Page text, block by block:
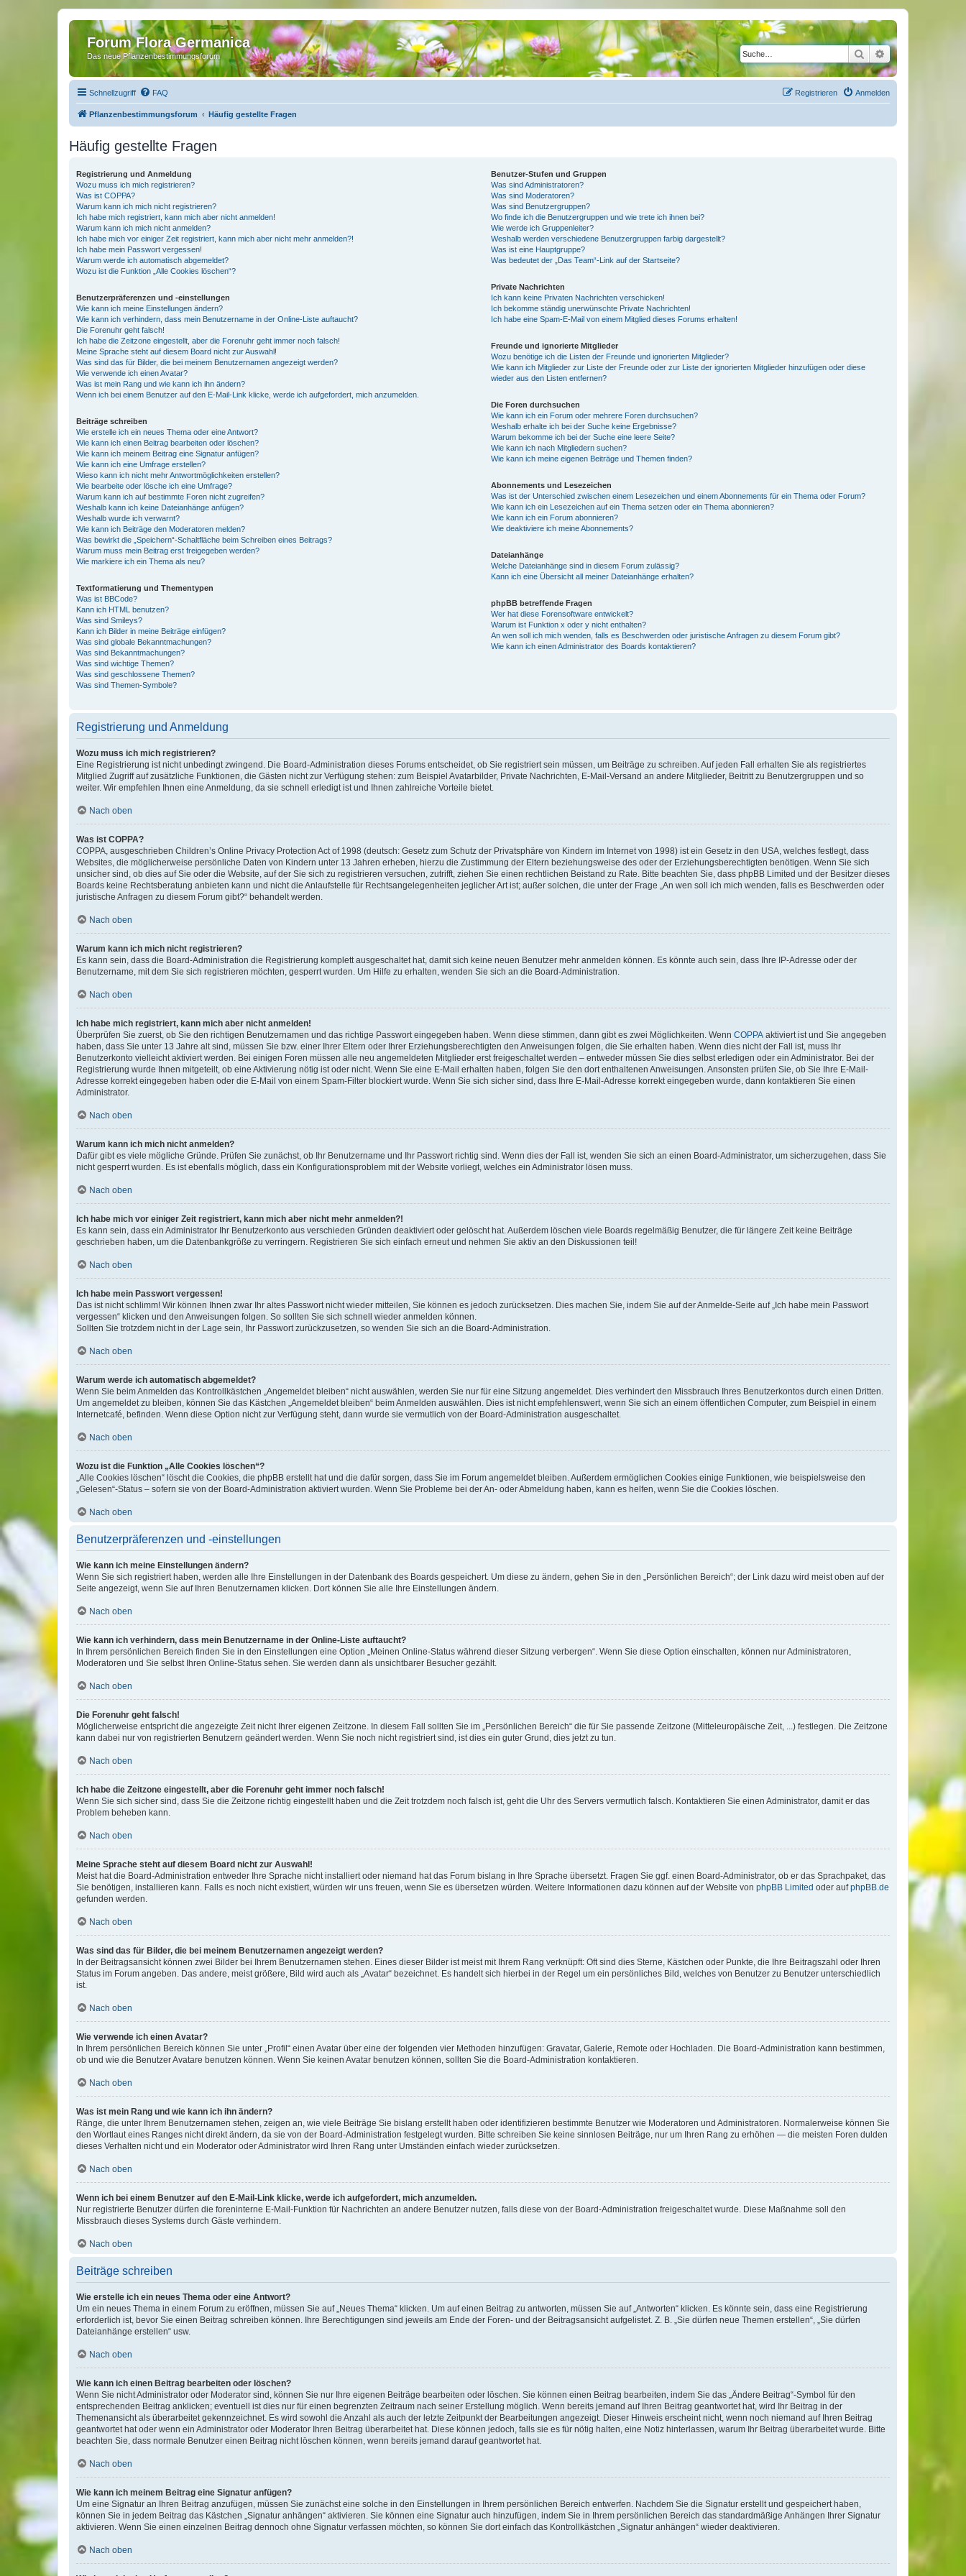
Forum Flora Germanica
Das neue Pflanzenbestimmungsforum SucheErweiterte Suche
Schnellzugriff FAQ Anmelden
Registrieren
Pflanzenbestimmungsforum Häufig gestellte Fragen
Häufig gestellte Fragen
Registrierung und Anmeldung
Wozu muss ich mich registrieren?
Was ist COPPA?
Warum kann ich mich nicht registrieren?
Ich habe mich registriert, kann mich aber nicht anmelden!
Warum kann ich mich nicht anmelden?
Ich habe mich vor einiger Zeit registriert, kann mich aber nicht mehr anmelden?!
Ich habe mein Passwort vergessen!
Warum werde ich automatisch abgemeldet?
Wozu ist die Funktion „Alle Cookies löschen“?
Benutzerpräferenzen und -einstellungen
Wie kann ich meine Einstellungen ändern?
Wie kann ich verhindern, dass mein Benutzername in der Online-Liste auftaucht?
Die Forenuhr geht falsch!
Ich habe die Zeitzone eingestellt, aber die Forenuhr geht immer noch falsch!
Meine Sprache steht auf diesem Board nicht zur Auswahl!
Was sind das für Bilder, die bei meinem Benutzernamen angezeigt werden?
Wie verwende ich einen Avatar?
Was ist mein Rang und wie kann ich ihn ändern?
Wenn ich bei einem Benutzer auf den E-Mail-Link klicke, werde ich aufgefordert, mich anzumelden.
Beiträge schreiben
Wie erstelle ich ein neues Thema oder eine Antwort?
Wie kann ich einen Beitrag bearbeiten oder löschen?
Wie kann ich meinem Beitrag eine Signatur anfügen?
Wie kann ich eine Umfrage erstellen?
Wieso kann ich nicht mehr Antwortmöglichkeiten erstellen?
Wie bearbeite oder lösche ich eine Umfrage?
Warum kann ich auf bestimmte Foren nicht zugreifen?
Weshalb kann ich keine Dateianhänge anfügen?
Weshalb wurde ich verwarnt?
Wie kann ich Beiträge den Moderatoren melden?
Was bewirkt die „Speichern“-Schaltfläche beim Schreiben eines Beitrags?
Warum muss mein Beitrag erst freigegeben werden?
Wie markiere ich ein Thema als neu?
Textformatierung und Thementypen
Was ist BBCode?
Kann ich HTML benutzen?
Was sind Smileys?
Kann ich Bilder in meine Beiträge einfügen?
Was sind globale Bekanntmachungen?
Was sind Bekanntmachungen?
Was sind wichtige Themen?
Was sind geschlossene Themen?
Was sind Themen-Symbole?
Benutzer-Stufen und Gruppen
Was sind Administratoren?
Was sind Moderatoren?
Was sind Benutzergruppen?
Wo finde ich die Benutzergruppen und wie trete ich ihnen bei?
Wie werde ich Gruppenleiter?
Weshalb werden verschiedene Benutzergruppen farbig dargestellt?
Was ist eine Hauptgruppe?
Was bedeutet der „Das Team“-Link auf der Startseite?
Private Nachrichten
Ich kann keine Privaten Nachrichten verschicken!
Ich bekomme ständig unerwünschte Private Nachrichten!
Ich habe eine Spam-E-Mail von einem Mitglied dieses Forums erhalten!
Freunde und ignorierte Mitglieder
Wozu benötige ich die Listen der Freunde und ignorierten Mitglieder?
Wie kann ich Mitglieder zur Liste der Freunde oder zur Liste der ignorierten Mitglieder hinzufügen oder diese
wieder aus den Listen entfernen?
Die Foren durchsuchen
Wie kann ich ein Forum oder mehrere Foren durchsuchen?
Weshalb erhalte ich bei der Suche keine Ergebnisse?
Warum bekomme ich bei der Suche eine leere Seite?
Wie kann ich nach Mitgliedern suchen?
Wie kann ich meine eigenen Beiträge und Themen finden?
Abonnements und Lesezeichen
Was ist der Unterschied zwischen einem Lesezeichen und einem Abonnements für ein Thema oder Forum?
Wie kann ich ein Lesezeichen auf ein Thema setzen oder ein Thema abonnieren?
Wie kann ich ein Forum abonnieren?
Wie deaktiviere ich meine Abonnements?
Dateianhänge
Welche Dateianhänge sind in diesem Forum zulässig?
Kann ich eine Übersicht all meiner Dateianhänge erhalten?
phpBB betreffende Fragen
Wer hat diese Forensoftware entwickelt?
Warum ist Funktion x oder y nicht enthalten?
An wen soll ich mich wenden, falls es Beschwerden oder juristische Anfragen zu diesem Forum gibt?
Wie kann ich einen Administrator des Boards kontaktieren?
Registrierung und Anmeldung
Wozu muss ich mich registrieren?
Eine Registrierung ist nicht unbedingt zwingend. Die Board-Administration dieses Forums entscheidet, ob Sie registriert sein müssen, um Beiträge zu schreiben. Auf jeden Fall erhalten Sie als registriertes
Mitglied Zugriff auf zusätzliche Funktionen, die Gästen nicht zur Verfügung stehen: zum Beispiel Avatarbilder, Private Nachrichten, E-Mail-Versand an andere Mitglieder, Beitritt zu Benutzergruppen und so
weiter. Wir empfehlen Ihnen eine Anmeldung, da sie schnell erledigt ist und Ihnen zahlreiche Vorteile bietet.
Nach oben
Was ist COPPA?
COPPA, ausgeschrieben Children’s Online Privacy Protection Act of 1998 (deutsch: Gesetz zum Schutz der Privatsphäre von Kindern im Internet von 1998) ist ein Gesetz in den USA, welches festlegt, dass
Websites, die möglicherweise persönliche Daten von Kindern unter 13 Jahren erheben, hierzu die Zustimmung der Eltern beziehungsweise des oder der Erziehungsberechtigten benötigen. Wenn Sie sich
unsicher sind, ob dies auf Sie oder die Website, auf der Sie sich zu registrieren versuchen, zutrifft, ziehen Sie einen rechtlichen Beistand zu Rate. Bitte beachten Sie, dass phpBB Limited und der Besitzer dieses
Boards keine Rechtsberatung anbieten kann und nicht die Anlaufstelle für Rechtsangelegenheiten jeglicher Art ist; außer solchen, die unter der Frage „An wen soll ich mich wenden, falls es Beschwerden oder
juristische Anfragen zu diesem Forum gibt?“ behandelt werden.
Nach oben
Warum kann ich mich nicht registrieren?
Es kann sein, dass die Board-Administration die Registrierung komplett ausgeschaltet hat, damit sich keine neuen Benutzer mehr anmelden können. Es könnte auch sein, dass Ihre IP-Adresse oder der
Benutzername, mit dem Sie sich registrieren möchten, gesperrt wurden. Um Hilfe zu erhalten, wenden Sie sich an die Board-Administration.
Nach oben
Ich habe mich registriert, kann mich aber nicht anmelden!
Überprüfen Sie zuerst, ob Sie den richtigen Benutzernamen und das richtige Passwort eingegeben haben. Wenn diese stimmen, dann gibt es zwei Möglichkeiten. Wenn COPPA aktiviert ist und Sie angegeben
haben, dass Sie unter 13 Jahre alt sind, müssen Sie bzw. einer Ihrer Eltern oder Ihrer Erziehungsberechtigten den Anweisungen folgen, die Sie erhalten haben. Wenn dies nicht der Fall ist, muss Ihr
Benutzerkonto vielleicht aktiviert werden. Bei einigen Foren müssen alle neu angemeldeten Mitglieder erst freigeschaltet werden – entweder müssen Sie dies selbst erledigen oder ein Administrator. Bei der
Registrierung wurde Ihnen mitgeteilt, ob eine Aktivierung nötig ist oder nicht. Wenn Sie eine E-Mail erhalten haben, folgen Sie den dort enthaltenen Anweisungen. Ansonsten prüfen Sie, ob Sie Ihre E-Mail-
Adresse korrekt eingegeben haben oder die E-Mail von einem Spam-Filter blockiert wurde. Wenn Sie sich sicher sind, dass Ihre E-Mail-Adresse korrekt eingegeben wurde, dann kontaktieren Sie einen
Administrator.
Nach oben
Warum kann ich mich nicht anmelden?
Dafür gibt es viele mögliche Gründe. Prüfen Sie zunächst, ob Ihr Benutzername und Ihr Passwort richtig sind. Wenn dies der Fall ist, wenden Sie sich an einen Board-Administrator, um sicherzugehen, dass Sie
nicht gesperrt wurden. Es ist ebenfalls möglich, dass ein Konfigurationsproblem mit der Website vorliegt, welches ein Administrator lösen muss.
Nach oben
Ich habe mich vor einiger Zeit registriert, kann mich aber nicht mehr anmelden?!
Es kann sein, dass ein Administrator Ihr Benutzerkonto aus verschieden Gründen deaktiviert oder gelöscht hat. Außerdem löschen viele Boards regelmäßig Benutzer, die für längere Zeit keine Beiträge
geschrieben haben, um die Datenbankgröße zu verringern. Registrieren Sie sich einfach erneut und nehmen Sie aktiv an den Diskussionen teil!
Nach oben
Ich habe mein Passwort vergessen!
Das ist nicht schlimm! Wir können Ihnen zwar Ihr altes Passwort nicht wieder mitteilen, Sie können es jedoch zurücksetzen. Dies machen Sie, indem Sie auf der Anmelde-Seite auf „Ich habe mein Passwort
vergessen“ klicken und den Anweisungen folgen. So sollten Sie sich schnell wieder anmelden können.
Sollten Sie trotzdem nicht in der Lage sein, Ihr Passwort zurückzusetzen, so wenden Sie sich an die Board-Administration.
Nach oben
Warum werde ich automatisch abgemeldet?
Wenn Sie beim Anmelden das Kontrollkästchen „Angemeldet bleiben“ nicht auswählen, werden Sie nur für eine Sitzung angemeldet. Dies verhindert den Missbrauch Ihres Benutzerkontos durch einen Dritten.
Um angemeldet zu bleiben, können Sie das Kästchen „Angemeldet bleiben“ beim Anmelden auswählen. Dies ist nicht empfehlenswert, wenn Sie sich an einem öffentlichen Computer, zum Beispiel in einem
Internetcafé, befinden. Wenn diese Option nicht zur Verfügung steht, dann wurde sie vermutlich von der Board-Administration ausgeschaltet.
Nach oben
Wozu ist die Funktion „Alle Cookies löschen“?
„Alle Cookies löschen“ löscht die Cookies, die phpBB erstellt hat und die dafür sorgen, dass Sie im Forum angemeldet bleiben. Außerdem ermöglichen Cookies einige Funktionen, wie beispielsweise den
„Gelesen“-Status – sofern sie von der Board-Administration aktiviert wurden. Wenn Sie Probleme bei der An- oder Abmeldung haben, kann es helfen, wenn Sie die Cookies löschen.
Nach oben
Benutzerpräferenzen und -einstellungen
Wie kann ich meine Einstellungen ändern?
Wenn Sie sich registriert haben, werden alle Ihre Einstellungen in der Datenbank des Boards gespeichert. Um diese zu ändern, gehen Sie in den „Persönlichen Bereich“; der Link dazu wird meist oben auf der
Seite angezeigt, wenn Sie auf Ihren Benutzernamen klicken. Dort können Sie alle Ihre Einstellungen ändern.
Nach oben
Wie kann ich verhindern, dass mein Benutzername in der Online-Liste auftaucht?
In Ihrem persönlichen Bereich finden Sie in den Einstellungen eine Option „Meinen Online-Status während dieser Sitzung verbergen“. Wenn Sie diese Option einschalten, können nur Administratoren,
Moderatoren und Sie selbst Ihren Online-Status sehen. Sie werden dann als unsichtbarer Besucher gezählt.
Nach oben
Die Forenuhr geht falsch!
Möglicherweise entspricht die angezeigte Zeit nicht Ihrer eigenen Zeitzone. In diesem Fall sollten Sie im „Persönlichen Bereich“ die für Sie passende Zeitzone (Mitteleuropäische Zeit, ...) festlegen. Die Zeitzone
kann dabei nur von registrierten Benutzern geändert werden. Wenn Sie noch nicht registriert sind, ist dies ein guter Grund, dies jetzt zu tun.
Nach oben
Ich habe die Zeitzone eingestellt, aber die Forenuhr geht immer noch falsch!
Wenn Sie sich sicher sind, dass Sie die Zeitzone richtig eingestellt haben und die Zeit trotzdem noch falsch ist, geht die Uhr des Servers vermutlich falsch. Kontaktieren Sie einen Administrator, damit er das
Problem beheben kann.
Nach oben
Meine Sprache steht auf diesem Board nicht zur Auswahl!
Meist hat die Board-Administration entweder Ihre Sprache nicht installiert oder niemand hat das Forum bislang in Ihre Sprache übersetzt. Fragen Sie ggf. einen Board-Administrator, ob er das Sprachpaket, das
Sie benötigen, installieren kann. Falls es noch nicht existiert, würden wir uns freuen, wenn Sie es übersetzen würden. Weitere Informationen dazu können auf der Website von phpBB Limited oder aufphpBB.de
gefunden werden.
Nach oben
Was sind das für Bilder, die bei meinem Benutzernamen angezeigt werden?
In der Beitragsansicht können zwei Bilder bei Ihrem Benutzernamen stehen. Eines dieser Bilder ist meist mit Ihrem Rang verknüpft: Oft sind dies Sterne, Kästchen oder Punkte, die Ihre Beitragszahl oder Ihren
Status im Forum angeben. Das andere, meist größere, Bild wird auch als „Avatar“ bezeichnet. Es handelt sich hierbei in der Regel um ein persönliches Bild, welches von Benutzer zu Benutzer unterschiedlich
ist.
Nach oben
Wie verwende ich einen Avatar?
In Ihrem persönlichen Bereich können Sie unter „Profil“ einen Avatar über eine der folgenden vier Methoden hinzufügen: Gravatar, Galerie, Remote oder Hochladen. Die Board-Administration kann bestimmen,
ob und wie die Benutzer Avatare benutzen können. Wenn Sie keinen Avatar benutzen können, sollten Sie die Board-Administration kontaktieren.
Nach oben
Was ist mein Rang und wie kann ich ihn ändern?
Ränge, die unter Ihrem Benutzernamen stehen, zeigen an, wie viele Beiträge Sie bislang erstellt haben oder identifizieren bestimmte Benutzer wie Moderatoren und Administratoren. Normalerweise können Sie
den Wortlaut eines Ranges nicht direkt ändern, da sie von der Board-Administration festgelegt wurden. Bitte schreiben Sie keine sinnlosen Beiträge, nur um Ihren Rang zu erhöhen — die meisten Foren dulden
dieses Verhalten nicht und ein Moderator oder Administrator wird Ihren Rang unter Umständen einfach wieder zurücksetzen.
Nach oben
Wenn ich bei einem Benutzer auf den E-Mail-Link klicke, werde ich aufgefordert, mich anzumelden.
Nur registrierte Benutzer dürfen die foreninterne E-Mail-Funktion für Nachrichten an andere Benutzer nutzen, falls diese von der Board-Administration freigeschaltet wurde. Diese Maßnahme soll den
Missbrauch dieses Systems durch Gäste verhindern.
Nach oben
Beiträge schreiben
Wie erstelle ich ein neues Thema oder eine Antwort?
Um ein neues Thema in einem Forum zu eröffnen, müssen Sie auf „Neues Thema“ klicken. Um auf einen Beitrag zu antworten, müssen Sie auf „Antworten“ klicken. Es könnte sein, dass eine Registrierung
erforderlich ist, bevor Sie einen Beitrag schreiben können. Ihre Berechtigungen sind jeweils am Ende der Foren- und der Beitragsansicht aufgelistet. Z. B. „Sie dürfen neue Themen erstellen“, „Sie dürfen
Dateianhänge erstellen“ usw.
Nach oben
Wie kann ich einen Beitrag bearbeiten oder löschen?
Wenn Sie nicht Administrator oder Moderator sind, können Sie nur Ihre eigenen Beiträge bearbeiten oder löschen. Sie können einen Beitrag bearbeiten, indem Sie das „Ändere Beitrag“-Symbol für den
entsprechenden Beitrag anklicken; eventuell ist dies nur für einen begrenzten Zeitraum nach seiner Erstellung möglich. Wenn bereits jemand auf Ihren Beitrag geantwortet hat, wird Ihr Beitrag in der
Themenansicht als überarbeitet gekennzeichnet. Es wird sowohl die Anzahl als auch der letzte Zeitpunkt der Bearbeitungen angezeigt. Dieser Hinweis erscheint nicht, wenn noch niemand auf Ihren Beitrag
geantwortet hat oder wenn ein Administrator oder Moderator Ihren Beitrag überarbeitet hat. Diese können jedoch, falls sie es für nötig halten, eine Notiz hinterlassen, warum Ihr Beitrag überarbeitet wurde. Bitte
beachten Sie, dass normale Benutzer einen Beitrag nicht löschen können, wenn bereits jemand darauf geantwortet hat.
Nach oben
Wie kann ich meinem Beitrag eine Signatur anfügen?
Um eine Signatur an Ihren Beitrag anzufügen, müssen Sie zunächst eine solche in den Einstellungen in Ihrem persönlichen Bereich entwerfen. Nachdem Sie die Signatur erstellt und gespeichert haben,
können Sie in jedem Beitrag das Kästchen „Signatur anhängen“ aktivieren. Sie können eine Signatur auch hinzufügen, indem Sie in Ihrem persönlichen Bereich das standardmäßige Anhängen Ihrer Signatur
aktivieren. Wenn Sie einen einzelnen Beitrag dennoch ohne Signatur verfassen möchten, so können Sie dort einfach das Kontrollkästchen „Signatur anhängen“ wieder deaktivieren.
Nach oben